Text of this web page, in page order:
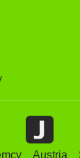
Austria